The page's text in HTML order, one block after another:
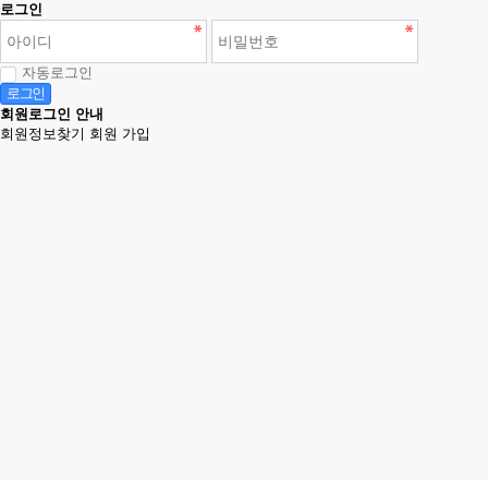
로그인
자동로그인
로그인
회원로그인 안내
회원정보찾기 회원 가입